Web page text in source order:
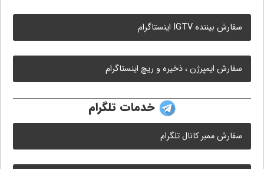
سفارش بیننده IGTV اینستاگرام
سفارش ایمپرژن ، ذخیره و ریچ اینستاگرام
خدمات تلگرام
سفارش ممبر کانال تلگرام